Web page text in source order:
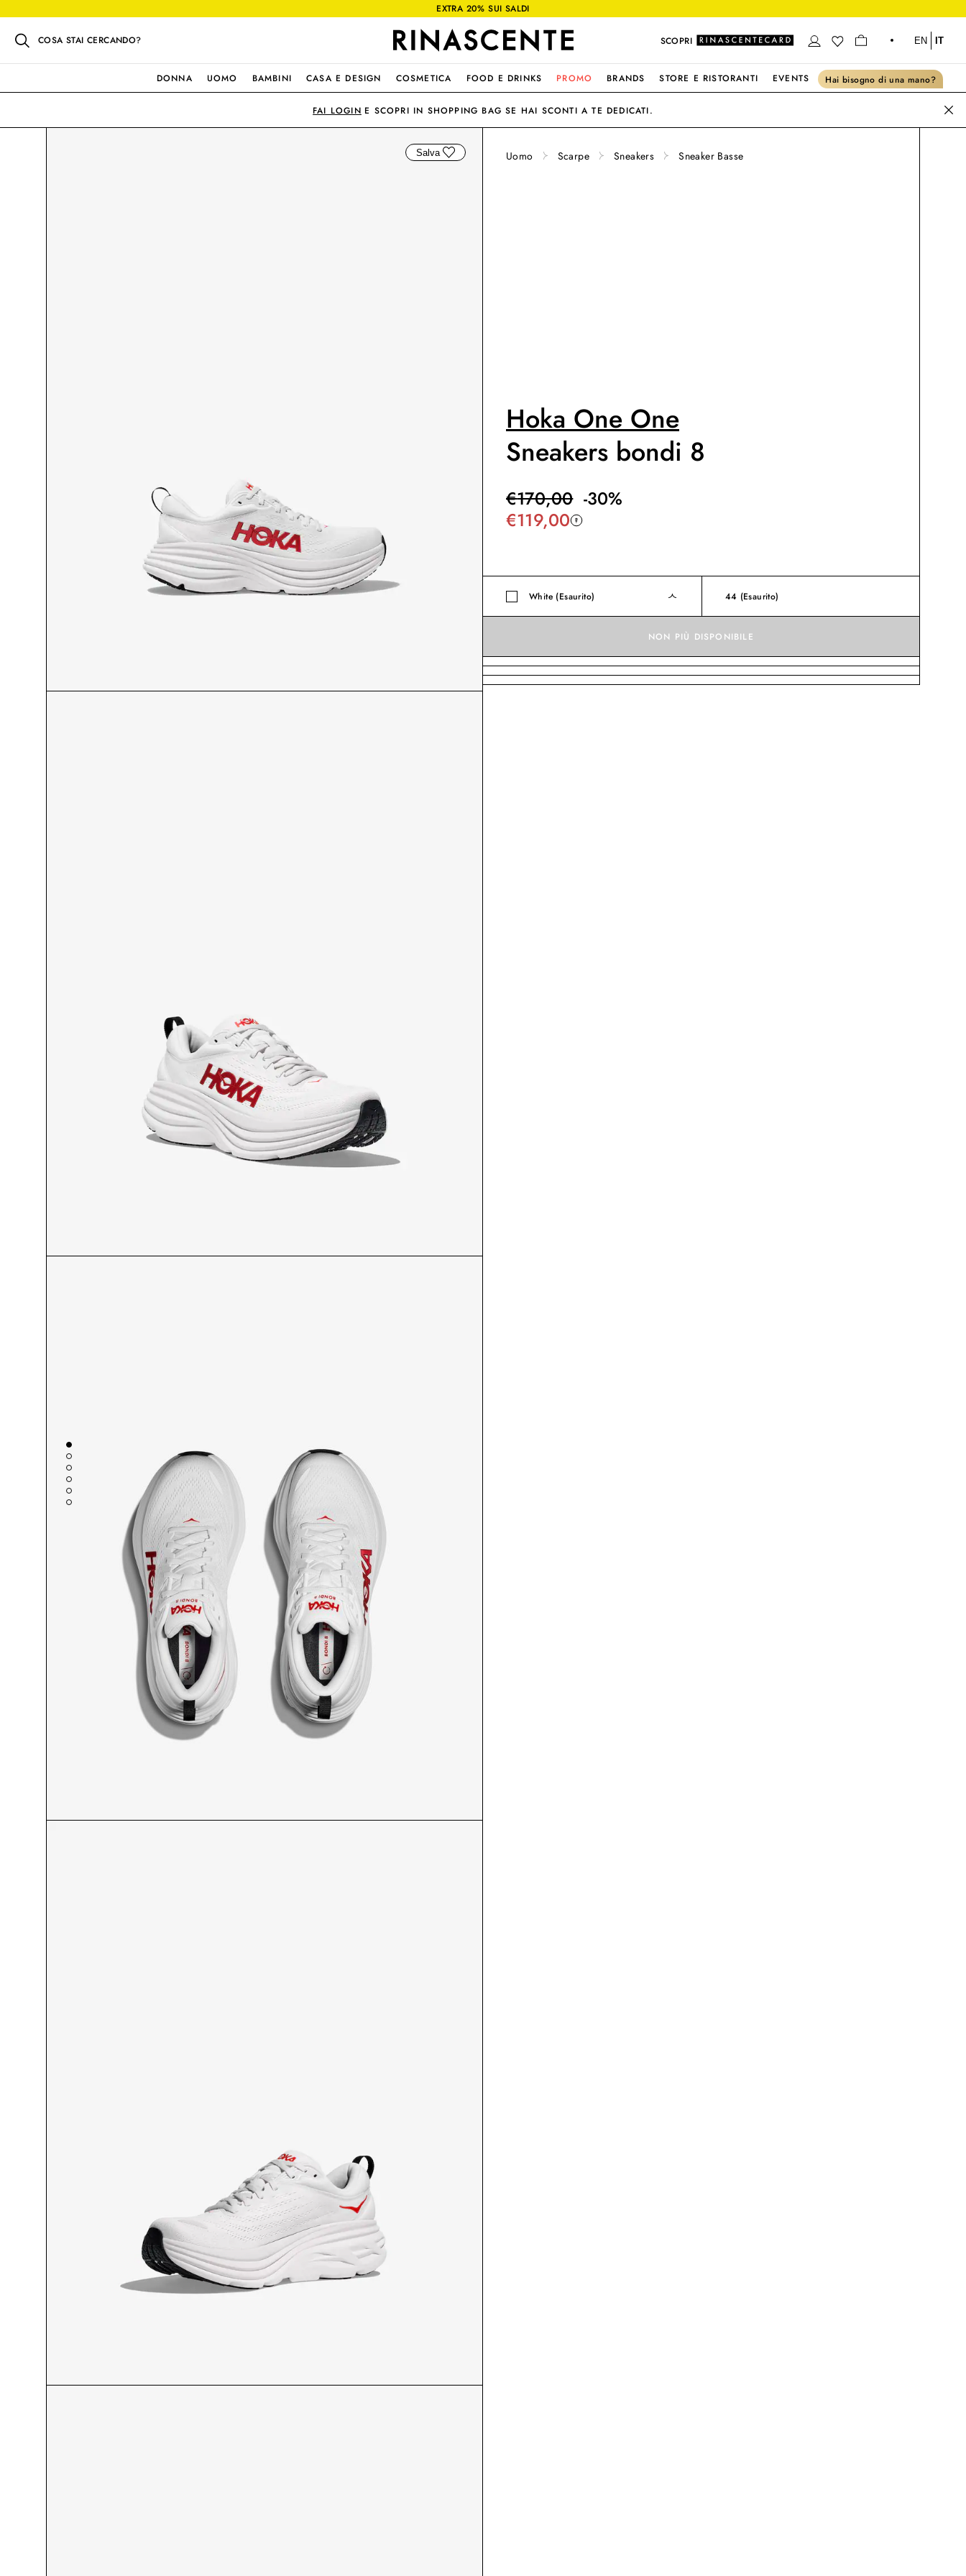
EXTRA 20% SUI SALDI
COSA STAI CERCANDO? SCOPRI EN IT
DONNA UOMO BAMBINI CASA E DESIGN COSMETICA FOOD E DRINKS PROMO BRANDS STORE E RISTORANTI EVENTS Hai bisogno di una mano?
FAI LOGIN E SCOPRI IN SHOPPING BAG SE HAI SCONTI A TE DEDICATI.
Salva Uomo Scarpe Sneakers Sneaker Basse
Hoka One One
Sneakers bondi 8
€170,00-30%
€119,00
White (Esaurito) 44 (Esaurito)
NON PIÙ DISPONIBILE